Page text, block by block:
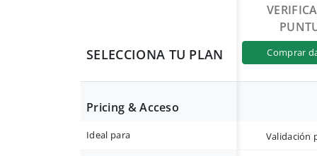
SELECCIONA TU PLAN comprar
Pricing & Acceso
Ideal para Validación